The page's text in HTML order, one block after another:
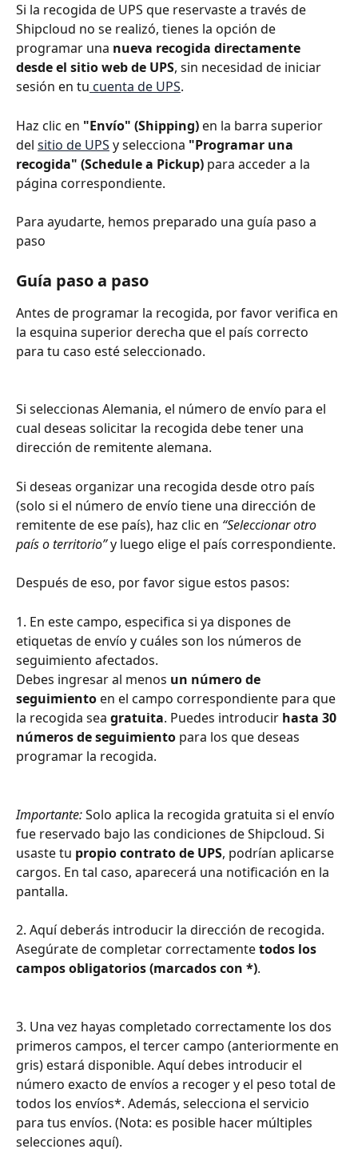
Si la recogida de UPS que reservaste a través de
Shipcloud no se realizó, tienes la opción de
programar una nueva recogida directamente
desde el sitio web de UPS, sin necesidad de iniciar
sesión en tu cuenta de UPS.
Haz clic en "Envío" (Shipping) en la barra superior
del sitio de UPS y selecciona "Programar una
recogida" (Schedule a Pickup) para acceder a la
página correspondiente.
Para ayudarte, hemos preparado una guía paso a
paso
Guía paso a paso
Antes de programar la recogida, por favor verifica en
la esquina superior derecha que el país correcto
para tu caso esté seleccionado.
Si seleccionas Alemania, el número de envío para el
cual deseas solicitar la recogida debe tener una
dirección de remitente alemana.
Si deseas organizar una recogida desde otro país
(solo si el número de envío tiene una dirección de
remitente de ese país), haz clic en “Seleccionar otro
país o territorio” y luego elige el país correspondiente.
Después de eso, por favor sigue estos pasos:
1. En este campo, especifica si ya dispones de
etiquetas de envío y cuáles son los números de
seguimiento afectados.
Debes ingresar al menos un número de
seguimiento en el campo correspondiente para que
la recogida sea gratuita. Puedes introducir hasta 30
números de seguimiento para los que deseas
programar la recogida.
Importante: Solo aplica la recogida gratuita si el envío
fue reservado bajo las condiciones de Shipcloud. Si
usaste tu propio contrato de UPS, podrían aplicarse
cargos. En tal caso, aparecerá una notificación en la
pantalla.
2. Aquí deberás introducir la dirección de recogida.
Asegúrate de completar correctamente todos los
campos obligatorios (marcados con *).
3. Una vez hayas completado correctamente los dos
primeros campos, el tercer campo (anteriormente en
gris) estará disponible. Aquí debes introducir el
número exacto de envíos a recoger y el peso total de
todos los envíos*. Además, selecciona el servicio
para tus envíos. (Nota: es posible hacer múltiples
selecciones aquí).